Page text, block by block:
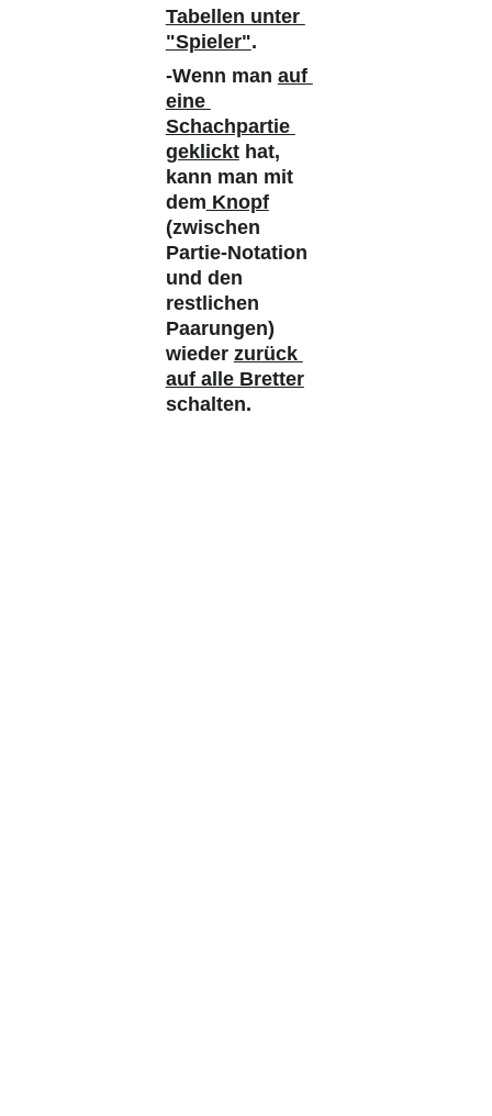
Tabellen unter
"Spieler".
-Wenn man auf
eine
Schachpartie
geklickt hat,
kann man mit
dem Knopf
(zwischen
Partie-Notation
und den
restlichen
Paarungen)
wieder zurück
auf alle Bretter
schalten.